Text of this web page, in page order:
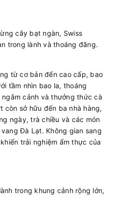
cây bạt ngàn, Swiss
trong lành và thoáng đãng.
từ cơ bản đến cao cấp, bao
tầm nhìn bao la, thoáng
cảnh và thưởng thức cà
còn sở hữu đến ba nhà hàng,
ngày, trà chiều và các món
Đà Lạt. Không gian sang
trải nghiệm ẩm thực của
trong khung cảnh rộng lớn,